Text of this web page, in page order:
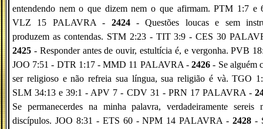
entendendo nem o que dizem nem o que afirmam. PTM 1:7 e
VLZ 15 PALAVRA - 2424- Questões loucas e sem
produzem as contendas. STM 2:23 - TIT 3:9 - CES 30
2425 - Responder antes de ouvir, estultícia é, e vergonha. PVB
JOO 7:51 - DTR 1:17 - MMD 11 PALAVRA -2426 - Se alguém
ser religioso e não refreia sua língua, sua religião é và. TGO
SLM 34:13 e 39:1 - APV 7 - CDV 31 - PRN 17 PALAVRA -
Se permanecerdes na minha palavra, verdadeiramente sereis
discípulos. JOO 8:31 - ETS 60 - NPM 14 PALAVRA -2428 -